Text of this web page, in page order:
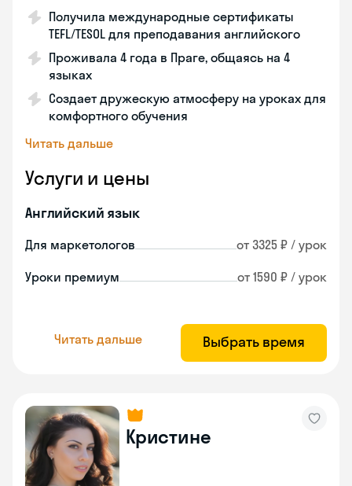
Получила международные сертификаты
TEFL/TESOL для преподавания английского
Проживала 4 года в Праге, общаясь на 4
языках
Создает дружескую атмосферу на уроках для
комфортного обучения
Читать дальше
Услуги и цены
Английский язык
Для маркетологов от 3325 ₽ / урок
Уроки премиум от 1590 ₽ / урок
Читать дальше Выбрать время
Кристине